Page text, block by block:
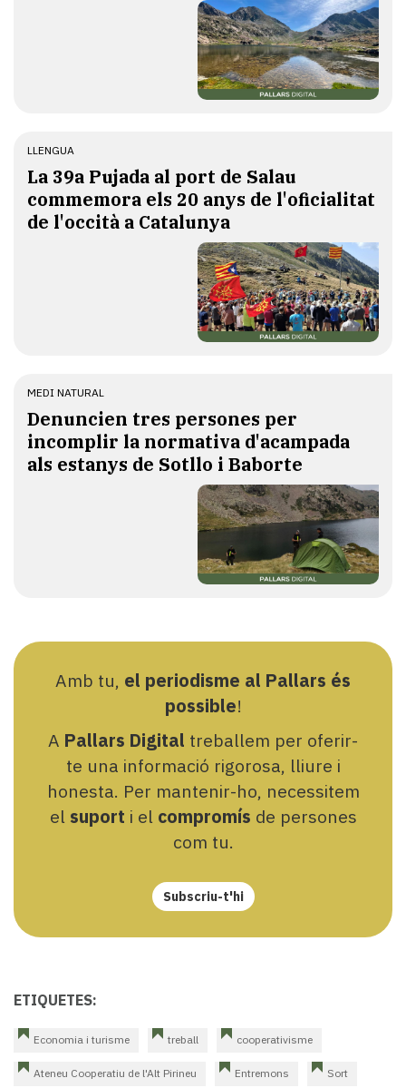
LLENGUA
​La 39a Pujada al port de Salau
commemora els 20 anys de l'oficialitat
de l'occità a Catalunya
MEDI NATURAL
Denuncien tres persones per
incomplir la normativa d'acampada
als estanys de Sotllo i Baborte
Amb tu, el periodisme al Pallars és
possible!
A Pallars Digital treballem per oferir-
te una informació rigorosa, lliure i
honesta. Per mantenir-ho, necessitem
el suport i el compromís de persones
com tu.
Subscriu-t'hi
ETIQUETES:
Economia i turisme treball cooperativisme
Ateneu Cooperatiu de l'Alt Pirineu Entremons Sort